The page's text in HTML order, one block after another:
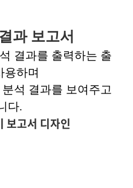
과 보고서
결과를 출력하는 출
용하며
석 결과를 보여주고
다.
보고서 디자인